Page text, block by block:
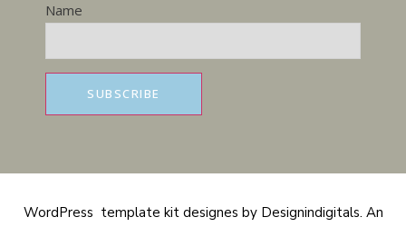
Name
WordPress template kit designes by Designindigitals. An